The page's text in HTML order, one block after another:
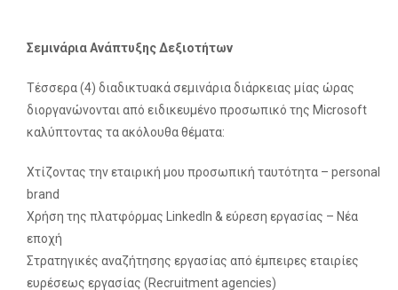
Σεμινάρια Ανάπτυξης Δεξιοτήτων
Τέσσερα (4) διαδικτυακά σεμινάρια διάρκειας μίας ώρας
διοργανώνονται από ειδικευμένο προσωπικό της Microsoft
καλύπτοντας τα ακόλουθα θέματα:
Χτίζοντας την εταιρική μου προσωπική ταυτότητα – personal
brand
Χρήση της πλατφόρμας LinkedIn & εύρεση εργασίας – Νέα
εποχή
Στρατηγικές αναζήτησης εργασίας από έμπειρες εταιρίες
ευρέσεως εργασίας (Recruitment agencies)